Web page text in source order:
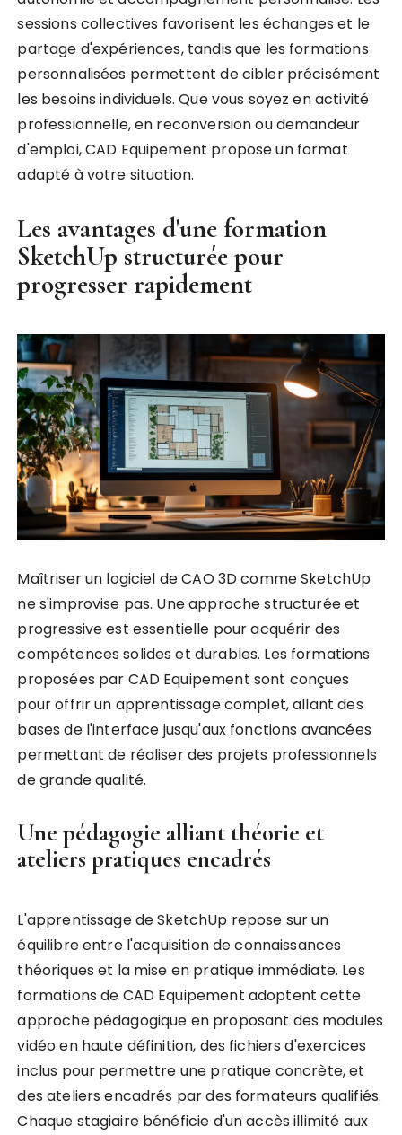
sessions collectives favorisent les échanges et le
partage d'expériences, tandis que les formations
personnalisées permettent de cibler précisément
les besoins individuels. Que vous soyez en activité
professionnelle, en reconversion ou demandeur
d'emploi, CAD Equipement propose un format
adapté à votre situation.
Les avantages d'une formation
SketchUp structurée pour
progresser rapidement
Maîtriser un logiciel de CAO 3D comme SketchUp
ne s'improvise pas. Une approche structurée et
progressive est essentielle pour acquérir des
compétences solides et durables. Les formations
proposées par CAD Equipement sont conçues
pour offrir un apprentissage complet, allant des
bases de l'interface jusqu'aux fonctions avancées
permettant de réaliser des projets professionnels
de grande qualité.
Une pédagogie alliant théorie et
ateliers pratiques encadrés
L'apprentissage de SketchUp repose sur un
équilibre entre l'acquisition de connaissances
théoriques et la mise en pratique immédiate. Les
formations de CAD Equipement adoptent cette
approche pédagogique en proposant des modules
vidéo en haute définition, des fichiers d'exercices
inclus pour permettre une pratique concrète, et
des ateliers encadrés par des formateurs qualifiés.
Chaque stagiaire bénéficie d'un accès illimité aux